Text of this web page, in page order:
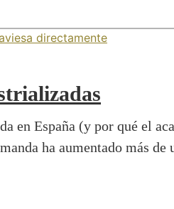
en España (y por qué el
ha aumentado más